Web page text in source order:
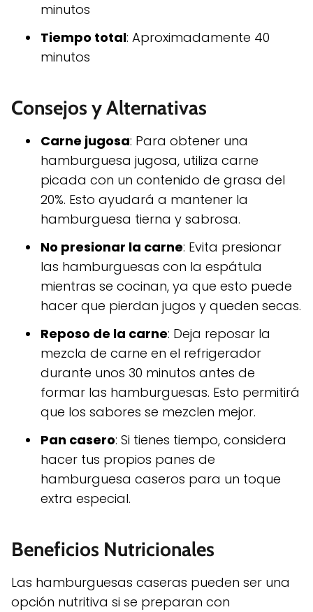
minutos
Tiempo total: Aproximadamente 40
minutos
Consejos y Alternativas
Carne jugosa: Para obtener una
hamburguesa jugosa, utiliza carne
picada con un contenido de grasa del
20%. Esto ayudará a mantener la
hamburguesa tierna y sabrosa.
No presionar la carne: Evita presionar
las hamburguesas con la espátula
mientras se cocinan, ya que esto puede
hacer que pierdan jugos y queden secas.
Reposo de la carne: Deja reposar la
mezcla de carne en el refrigerador
durante unos 30 minutos antes de
formar las hamburguesas. Esto permitirá
que los sabores se mezclen mejor.
Pan casero: Si tienes tiempo, considera
hacer tus propios panes de
hamburguesa caseros para un toque
extra especial.
Beneficios Nutricionales
Las hamburguesas caseras pueden ser una
opción nutritiva si se preparan con